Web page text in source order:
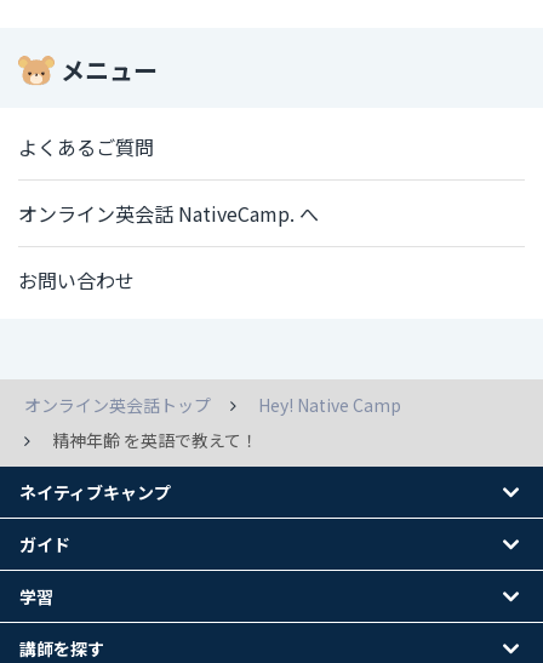
メニュー
よくあるご質問
オンライン英会話 NativeCamp. へ
お問い合わせ
オンライン英会話トップ
Hey! Native Camp
精神年齢 を英語で教えて！
ネイティブキャンプ
ガイド
学習
講師を探す